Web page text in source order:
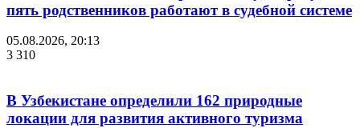
пять родственников работают в судебной системе
05.08.2026, 20:13
3 310
В Узбекистане определили 162 природные
локации для развития активного туризма